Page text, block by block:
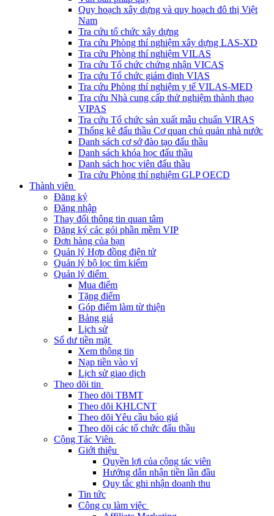
Quy hoạch xây dựng và quy hoạch đô thị Việt
Nam
Tra cứu tổ chức xây dựng
Tra cứu Phòng thí nghiệm xây dựng LAS-XD
Tra cứu Phòng thí nghiệm VILAS
Tra cứu Tổ chức chứng nhận VICAS
Tra cứu Tổ chức giám định VIAS
Tra cứu Phòng thí nghiệm y tế VILAS-MED
Tra cứu Nhà cung cấp thử nghiệm thành thạo
VIPAS
Tra cứu Tổ chức sản xuất mẫu chuẩn VIRAS
Thống kê đấu thầu Cơ quan chủ quản nhà nước
Danh sách cơ sở đào tạo đấu thầu
Danh sách khóa học đấu thầu
Danh sách học viên đấu thầu
Tra cứu Phòng thí nghiệm GLP OECD
Thành viên
Đăng ký
Đăng nhập
Thay đổi thông tin quan tâm
Đăng ký các gói phần mềm VIP
Đơn hàng của bạn
Quản lý Hợp đồng điện tử
Quản lý bộ lọc tìm kiếm
Quản lý điểm
Mua điểm
Tặng điểm
Góp điểm làm từ thiện
Bảng giá
Lịch sử
Số dư tiền mặt
Xem thông tin
Nạp tiền vào ví
Lịch sử giao dịch
Theo dõi tin
Theo dõi TBMT
Theo dõi KHLCNT
Theo dõi Yêu cầu báo giá
Theo dõi các tổ chức đấu thầu
Cộng Tác Viên
Giới thiệu
Quyền lợi của cộng tác viên
Hướng dẫn nhận tiền lần đầu
Quy tắc ghi nhận doanh thu
Tin tức
Công cụ làm việc